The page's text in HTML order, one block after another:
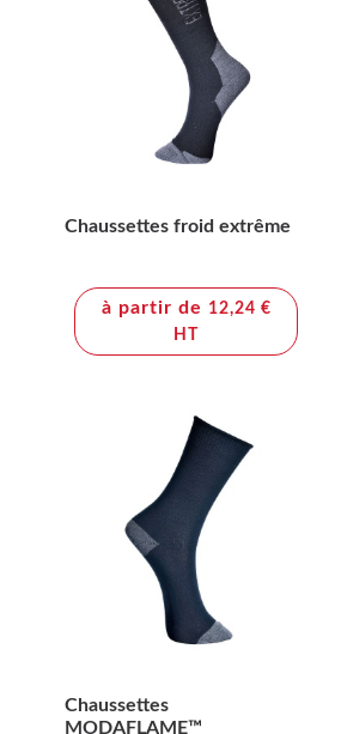
Chaussettes froid extrême
à partir de 12,24 €
HT
Chaussettes
MODAFLAME™